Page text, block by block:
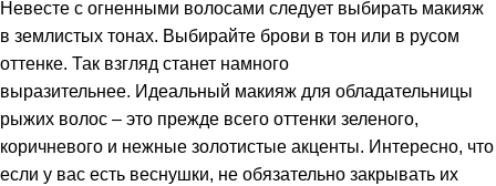
Невесте с огненными волосами следует выбирать макияж
в землистых тонах. Выбирайте брови в тон или в русом
оттенке. Так взгляд станет намного
выразительнее. Идеальный макияж для обладательницы
рыжих волос – это прежде всего оттенки зеленого,
коричневого и нежные золотистые акценты. Интересно, что
если у вас есть веснушки, не обязательно закрывать их